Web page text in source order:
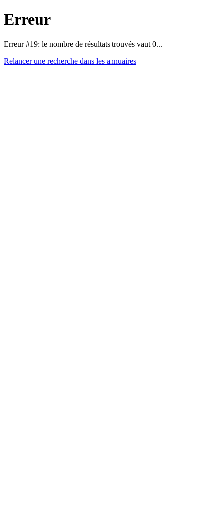
Erreur
Erreur #19: le nombre de résultats trouvés vaut 0...
Relancer une recherche dans les annuaires